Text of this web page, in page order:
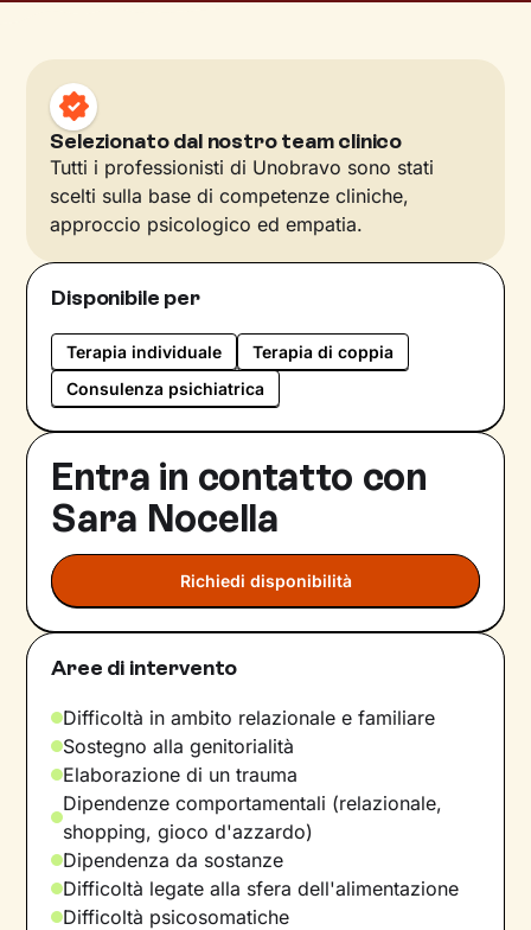
Selezionato dal nostro team clinico
Tutti i professionisti di Unobravo sono stati
scelti sulla base di competenze cliniche,
approccio psicologico ed empatia.
Disponibile per
Terapia individuale
Terapia di coppia
Consulenza psichiatrica
Entra in contatto con
Sara Nocella
Richiedi disponibilità
Aree di intervento
Difficoltà in ambito relazionale e familiare
Sostegno alla genitorialità
Elaborazione di un trauma
Dipendenze comportamentali (relazionale,
shopping, gioco d'azzardo)
Dipendenza da sostanze
Difficoltà legate alla sfera dell'alimentazione
Difficoltà psicosomatiche